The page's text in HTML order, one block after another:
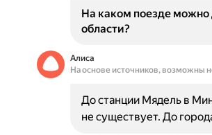
На каком поезде можно
области?
Алиса
На основе источников, возможны
До станции Мядель в
не существует. До